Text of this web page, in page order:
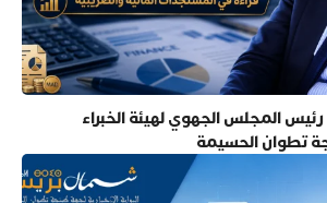
المجلس الجهوي لهيئة الخبراء
تطوان الحسيمة